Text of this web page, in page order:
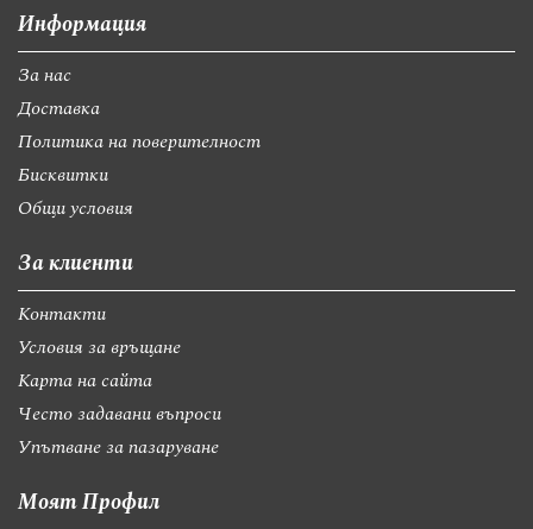
Информация
За нас
Доставка
Политика на поверителност
Бисквитки
Общи условия
За клиенти
Контакти
Условия за връщане
Карта на сайта
Често задавани въпроси
Упътване за пазаруване
Моят Профил